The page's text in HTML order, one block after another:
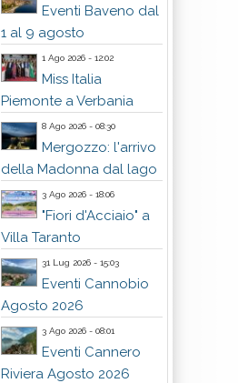
Eventi Baveno dal
1 al 9 agosto
1 Ago 2026 - 12:02
Miss Italia
Piemonte a Verbania
8 Ago 2026 - 08:30
Mergozzo: l'arrivo
della Madonna dal lago
3 Ago 2026 - 18:06
"Fiori d'Acciaio" a
Villa Taranto
31 Lug 2026 - 15:03
Eventi Cannobio
Agosto 2026
3 Ago 2026 - 08:01
Eventi Cannero
Riviera Agosto 2026